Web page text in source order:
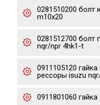
0281510200 болт
m10x20
0281512700 болт
nqr/npr 4hk1-t
0911105120
рессоры isuzu
0911801060 гайка